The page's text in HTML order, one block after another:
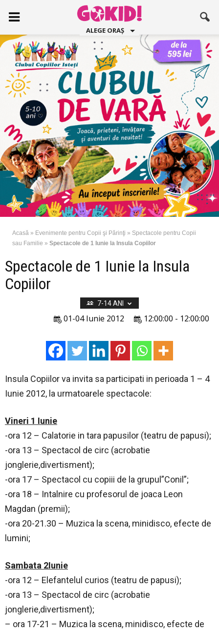
ALEGE ORAȘ
Acasă » Evenimente pentru Copii şi Părinţi » Spectacole pentru Copii
sau Familie » Spectacole de 1 Iunie la Insula Copiilor
Spectacole de 1 Iunie la Insula
Copiilor
7-14 ANI
12:00:00 - 12:00:00
01-04 Iunie 2012
Insula Copiilor va invita sa participati in perioada 1 – 4
Iunie 2012, la urmatoarele spectacole:
Vineri 1 Iunie
-ora 12 – Calatorie in tara papusilor (teatru de papusi);
-ora 13 – Spectacol de circ (acrobatie
jonglerie,divertisment);
-ora 17 – Spectacol cu copiii de la grupul”Conil”;
-ora 18 – Intalnire cu profesorul de joaca Leon
Magdan (premii);
-ora 20-21.30 – Muzica la scena, minidisco, efecte de
lumini;
Sambata 2Iunie
-ora 12 – Elefantelul curios (teatru de papusi);
-ora 13 – Spectacol de circ (acrobatie
jonglerie,divertisment);
– ora 17-21 – Muzica la scena, minidisco, efecte de